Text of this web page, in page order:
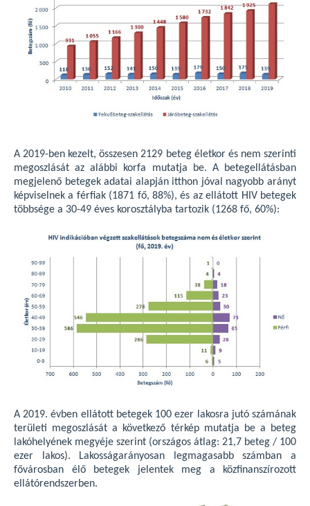
A 2019-ben kezelt, összesen 2129 beteg életkor és nem szerinti
megoszlását az alábbi korfa mutatja be. A betegellátásban
megjelenő betegek adatai alapján itthon jóval nagyobb arányt
képviselnek a férfiak (1871 fő, 88%), és az ellátott HIV betegek
többsége a 30-49 éves korosztályba tartozik (1268 fő, 60%):
A 2019. évben ellátott betegek 100 ezer lakosra jutó számának
területi megoszlását a következő térkép mutatja be a beteg
lakóhelyének megyéje szerint (országos átlag: 21,7 beteg / 100
ezer lakos). Lakosságarányosan legmagasabb számban a
fővárosban élő betegek jelentek meg a közfinanszírozott
ellátórendszerben.